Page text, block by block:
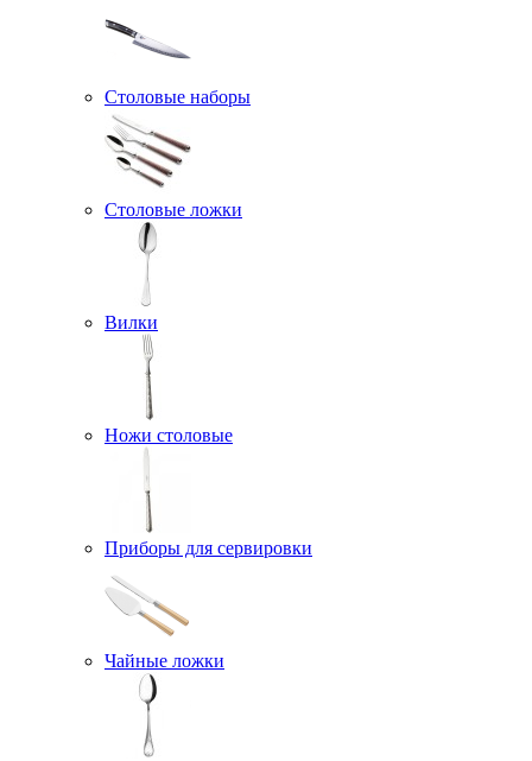
Столовые наборы
Столовые ложки
Вилки
Ножи столовые
Приборы для сервировки
Чайные ложки